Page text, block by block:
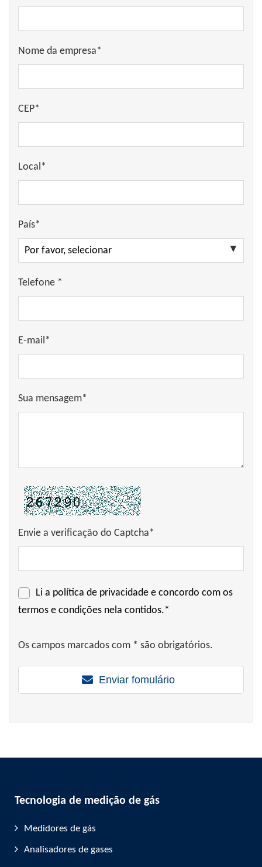
Nome da empresa*
CEP*
Local*
País*
Telefone *
E-mail*
Sua mensagem*
Envie a verificação do Captcha*
Li a política de privacidade e concordo com os
termos e condições nela contidos.*
Os campos marcados com * são obrigatórios.
Enviar fomulário
Tecnologia de medição de gás
Medidores de gás
Analisadores de gases